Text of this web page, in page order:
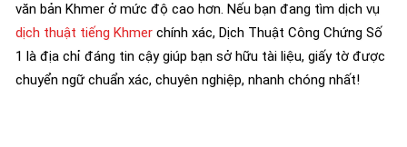
văn bản Khmer ở mức độ cao hơn. Nếu bạn đang tìm dịch vụ
dịch thuật tiếng Khmer chính xác, Dịch Thuật Công Chứng Số
1 là địa chỉ đáng tin cậy giúp bạn sở hữu tài liệu, giấy tờ được
chuyển ngữ chuẩn xác, chuyên nghiệp, nhanh chóng nhất!